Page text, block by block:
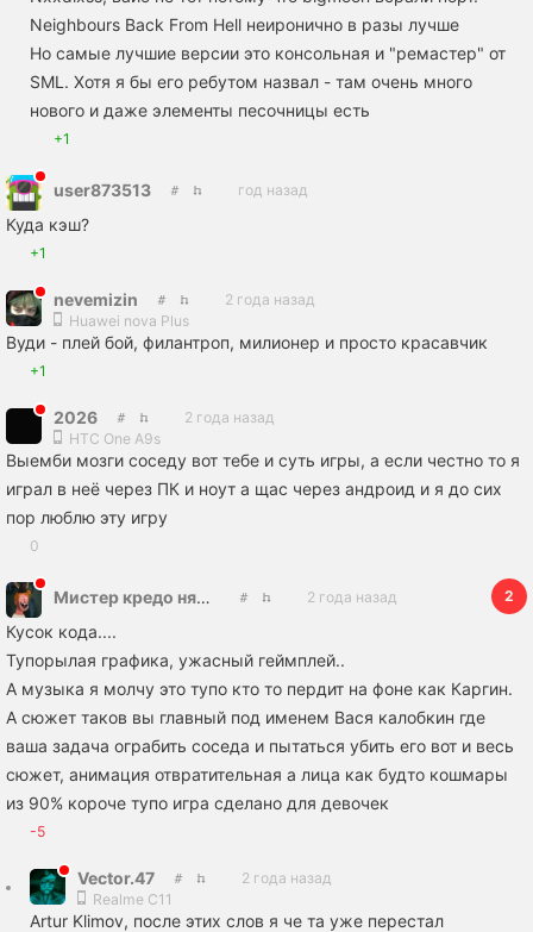
Neighbours Back From Hell неиронично в разы лучше
Но самые лучшие версии это консольная и "ремастер" от
SML. Хотя я бы его ребутом назвал - там очень много
нового и даже элементы песочницы есть
+1
user873513 год назад
Куда кэш?
+1
nevemizin
2 года назад
Huawei nova Plus
Вуди - плей бой, филантроп, милионер и просто красавчик
+1
2026
2 года назад
HTC One A9s
Выемби мозги соседу вот тебе и суть игры, а если честно то я
играл в неё через ПК и ноут а щас через андроид и я до сих
пор люблю эту игру
0
Мистер кредо няшке 2 года назад 2
Кусок кода....
Тупорылая графика, ужасный геймплей..
А музыка я молчу это тупо кто то пердит на фоне как Каргин.
А сюжет таков вы главный под именем Вася калобкин где
ваша задача ограбить соседа и пытаться убить его вот и весь
сюжет, анимация отвратительная а лица как будто кошмары
из 90% короче тупо игра сделано для девочек
-5
Vector.47
2 года назад
Realme C11
Artur Klimov, после этих слов я че та уже перестал